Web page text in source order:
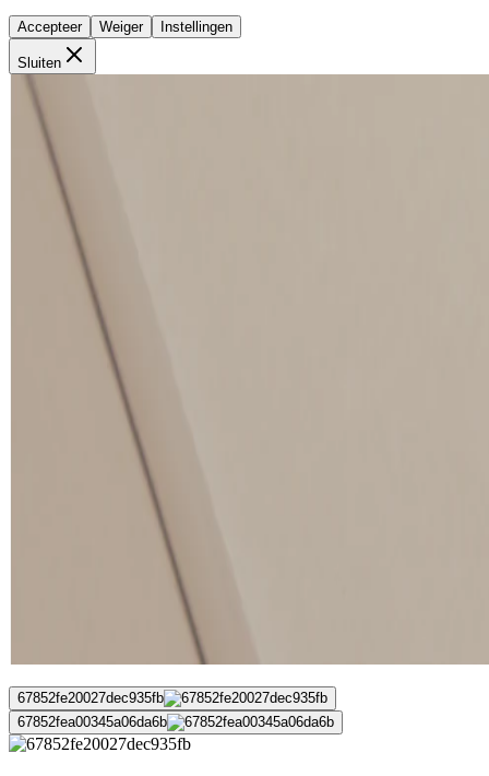
Accepteer Weiger Instellingen
Sluiten
67852fe20027dec935fb
67852fea00345a06da6b